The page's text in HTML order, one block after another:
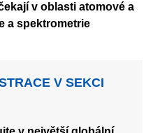
v oblasti atomové a
a spektrometrie
V SEKCI